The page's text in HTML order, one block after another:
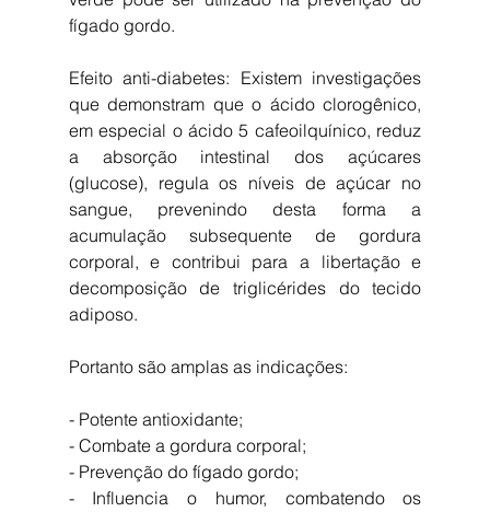
fígado gordo.
Efeito anti-diabetes: Existem investigações
que demonstram que o ácido clorogênico,
em especial o ácido 5 cafeoilquínico, reduz
a absorção intestinal dos açúcares
(glucose), regula os níveis de açúcar no
sangue, prevenindo desta forma a
acumulação subsequente de gordura
corporal, e contribui para a libertação e
decomposição de triglicérides do tecido
adiposo.
Portanto são amplas as indicações:
- Potente antioxidante;
- Combate a gordura corporal;
- Prevenção do fígado gordo;
- Influencia o humor, combatendo os